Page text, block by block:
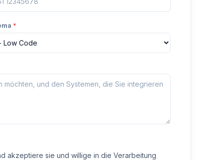
*
akzeptiere sie und willige in die Verarbeitung